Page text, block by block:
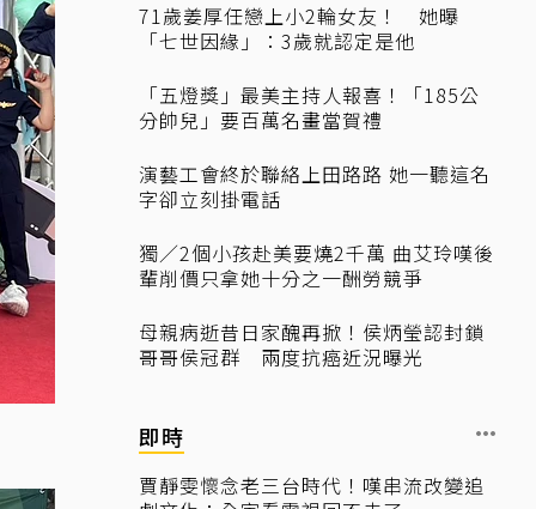
71歲姜厚任戀上小2輪女友！ 她曝
「七世因緣」：3歲就認定是他
「五燈獎」最美主持人報喜！「185公
分帥兒」要百萬名畫當賀禮
演藝工會終於聯絡上田路路 她一聽這名
字卻立刻掛電話
獨／2個小孩赴美要燒2千萬 曲艾玲嘆後
輩削價只拿她十分之一酬勞競爭
母親病逝昔日家醜再掀！侯炳瑩認封鎖
哥哥侯冠群 兩度抗癌近況曝光
即時
賈靜雯懷念老三台時代！嘆串流改變追